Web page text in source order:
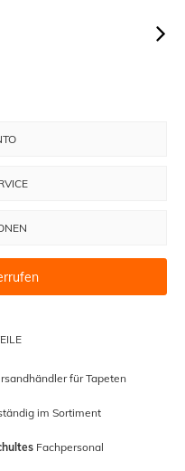
für Tapeten
im Sortiment
Fachpersonal